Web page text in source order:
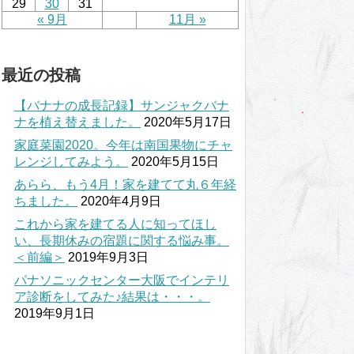
« 9月 11月 »
29 30 31
最近の投稿
【バナナの成長記録】サンジャクバナ
ナを植え替えました。
2020年5月17日
家庭菜園2020。今年は南国果物にチャ
レンジしてみよう。
2020年5月15日
あらら、もう4月！家を建てて丸６年経
ちました。
2020年4月9日
これから家を建てる人に知ってほし
い、長期休みの宿題に関する悩み事。
＜前編＞ 2019年9月3日
パナソニックセンター大阪でインテリ
ア診断をしてみた♪結果は・・・。
2019年9月1日